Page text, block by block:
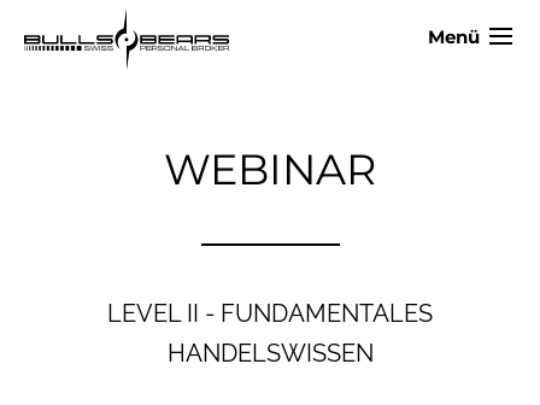
Menü
WEBINAR
LEVEL II - FUNDAMENTALES
HANDELSWISSEN